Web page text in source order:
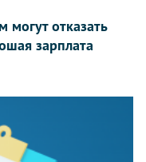
могут отказать
зарплата